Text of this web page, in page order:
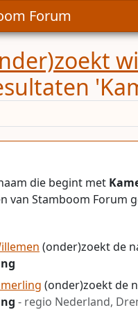
Forum
die begint met
van Stamboom Forum
(onder)zoekt de
(onder)zoekt de
- regio Nederland,